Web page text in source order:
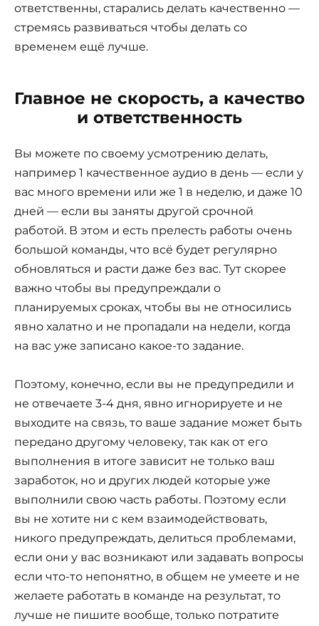
ответственны, старались делать качественно —
стремясь развиваться чтобы делать со
временем ещё лучше.
Главное не скорость, а качество
и ответственность
Вы можете по своему усмотрению делать,
например 1 качественное аудио в день — если у
вас много времени или же 1 в неделю, и даже 10
дней — если вы заняты другой срочной
работой. В этом и есть прелесть работы очень
большой команды, что всё будет регулярно
обновляться и расти даже без вас. Тут скорее
важно чтобы вы предупреждали о
планируемых сроках, чтобы вы не относились
явно халатно и не пропадали на недели, когда
на вас уже записано какое-то задание.
Поэтому, конечно, если вы не предупредили и
не отвечаете 3-4 дня, явно игнорируете и не
выходите на связь, то ваше задание может быть
передано другому человеку, так как от его
выполнения в итоге зависит не только ваш
заработок, но и других людей которые уже
выполнили свою часть работы. Поэтому если
вы не хотите ни с кем взаимодействовать,
никого предупреждать, делиться проблемами,
если они у вас возникают или задавать вопросы
если что-то непонятно, в общем не умеете и не
желаете работать в команде на результат, то
лучше не пишите вообще, только потратите